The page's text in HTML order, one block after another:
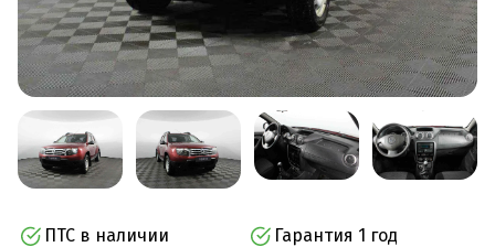
ПТС в наличии
Гарантия 1 год